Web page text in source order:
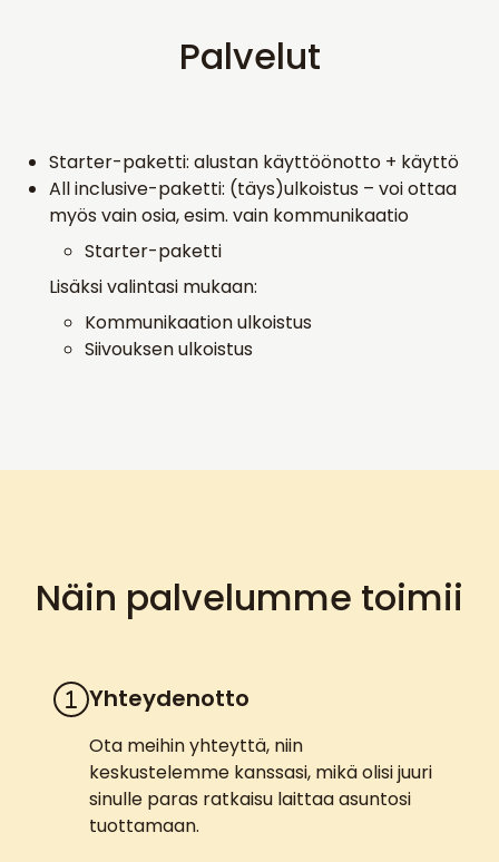
Palvelut
Starter-paketti: alustan käyttöönotto + käyttö
All inclusive-paketti: (täys)ulkoistus – voi ottaa
myös vain osia, esim. vain kommunikaatio
Starter-paketti
Lisäksi valintasi mukaan:
Kommunikaation ulkoistus
Siivouksen ulkoistus
Näin palvelumme toimii
Yhteydenotto
Ota meihin yhteyttä, niin
keskustelemme kanssasi, mikä olisi juuri
sinulle paras ratkaisu laittaa asuntosi
tuottamaan.